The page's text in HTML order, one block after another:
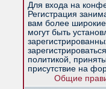
Для входа на
Регистрация
вам более
могут быть
политикой,
присутствие на
Общие